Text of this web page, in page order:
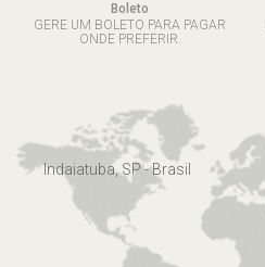
Boleto
GERE UM BOLETO PARA PAGAR
ONDE PREFERIR.
Indaiatuba, SP - Brasil